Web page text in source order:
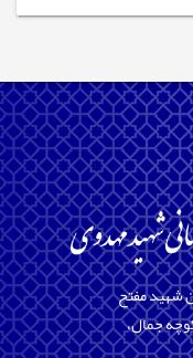
شهید مفتح
جمال،